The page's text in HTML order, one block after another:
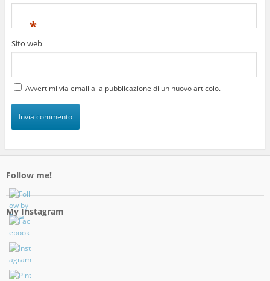
*
Sito web
Avvertimi via email alla pubblicazione di un nuovo articolo.
Follow me!
My Instagram